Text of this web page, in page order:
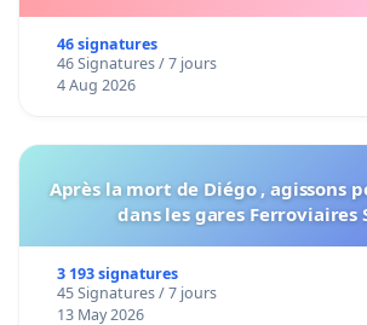
46 signatures
46 Signatures / 7 jours
4 Aug 2026
Après la mort de Diégo , agissons
dans les gares Ferroviaires
3 193 signatures
45 Signatures / 7 jours
13 May 2026